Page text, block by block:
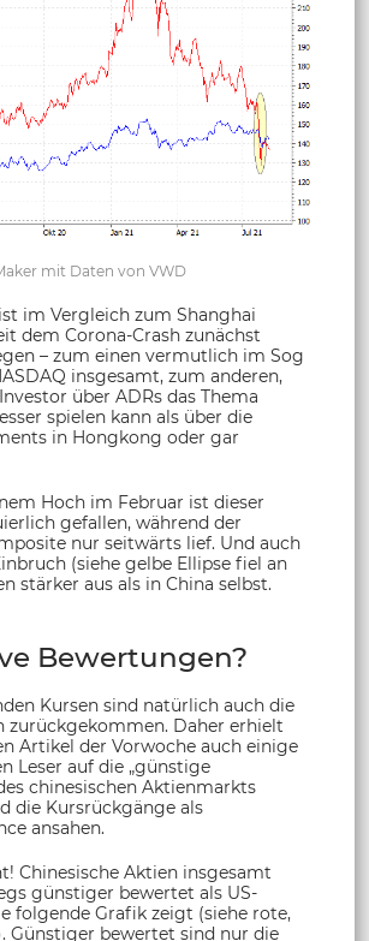
mit Daten von VWD
im Vergleich zum Shanghai
dem Corona-Crash zunächst
– zum einen vermutlich im Sog
insgesamt, zum anderen,
über ADRs das Thema
spielen kann als über die
in Hongkong oder gar
Hoch im Februar ist dieser
gefallen, während der
nur seitwärts lief. Und auch
(siehe gelbe Ellipse fiel an
stärker aus als in China selbst.
Bewertungen?
Kursen sind natürlich auch die
zurückgekommen. Daher erhielt
Artikel der Vorwoche auch einige
Leser auf die „günstige
chinesischen Aktienmarkts
die Kursrückgänge als
ansahen.
Chinesische Aktien insgesamt
günstiger bewertet als US-
folgende Grafik zeigt (siehe rote,
Günstiger bewertet sind nur die